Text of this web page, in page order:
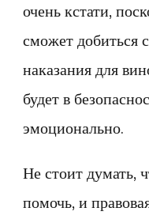
очень кстати,
сможет добиться
наказания для
будет в
эмоционально.
Не стоит думать,
помочь, и